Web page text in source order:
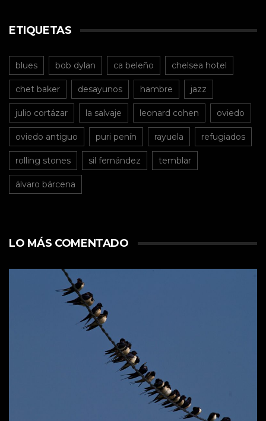
ETIQUETAS
blues bob dylan ca beleño chelsea hotel
chet baker desayunos hambre jazz
julio cortázar la salvaje leonard cohen oviedo
oviedo antiguo puri penín rayuela refugiados
rolling stones sil fernández temblar
álvaro bárcena
LO MÁS COMENTADO